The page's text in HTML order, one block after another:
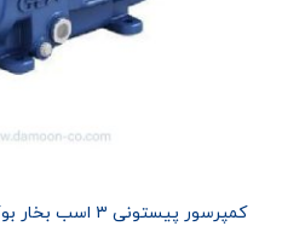
کمپرسور پیستونی ۳ اسب بخار بوک سری HG22E/160-4 S